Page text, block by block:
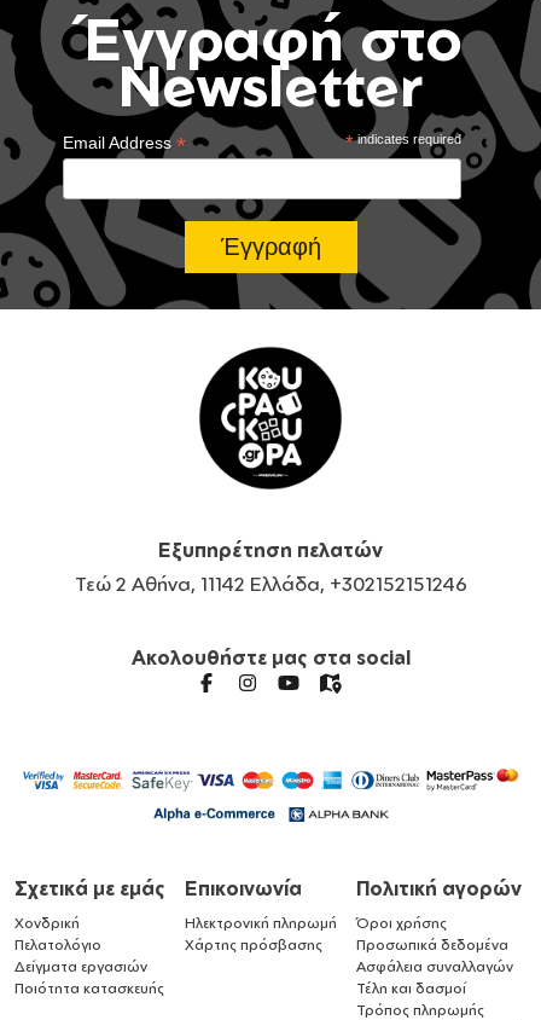
Έγγραφή στο
Newsletter
*indicates required
Email Address*
Εξυπηρέτηση πελατών
Τεώ 2 Αθήνα, 11142 Ελλάδα, +302152151246
Ακολουθήστε μας στα social
Σχετικά με εμάς
Χονδρική
Πελατολόγιο
Δείγματα εργασιών
Ποιότητα κατασκευής
Επικοινωνία
Ηλεκτρονική πληρωμή
Χάρτης πρόσβασης
Πολιτική αγορών
Όροι χρήσης
Προσωπικά δεδομένα
Ασφάλεια συναλλαγών
Τέλη και δασμοί
Τρόπος πληρωμής